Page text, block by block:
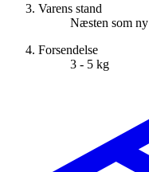
Varens stand
Næsten som ny
Forsendelse
3 - 5 kg